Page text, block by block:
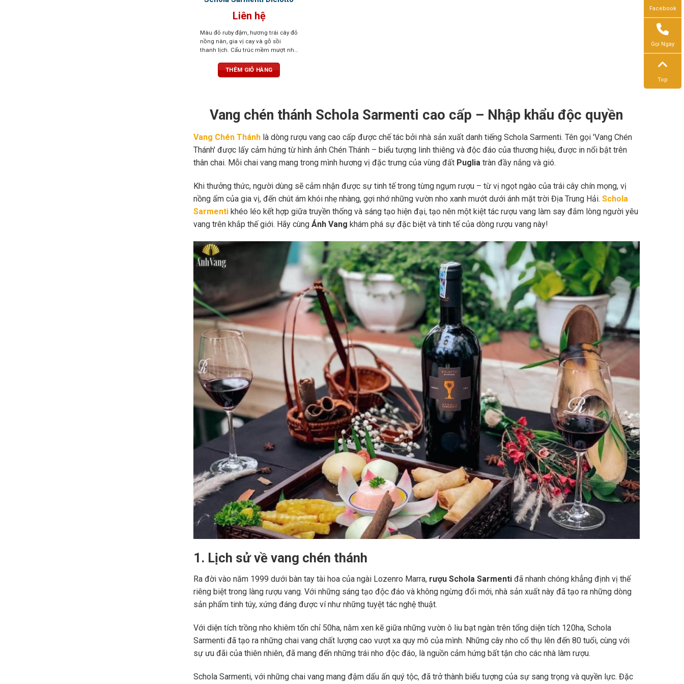
Liên hệ
Màu đỏ ruby đậm, hương trái cây đỏ
nồng nàn, gia vị cay và gỗ sồi
thanh lịch. Cấu trúc mềm mượt như
THÊM GIỎ HÀNG
Vang chén thánh Schola Sarmenti cao cấp – Nhập khẩu độc quyền
Vang Chén Thánhlà dòng rượu vang cao cấp được chế tác bởi nhà sản xuất danh tiếng Schola Sarmenti. Tên gọi 'Vang Chén
Thánh' được lấy cảm hứng từ hình ảnh Chén Thánh – biểu tượng linh thiêng và độc đáo của thương hiệu, được in nổi bật trên
thân chai. Mỗi chai vang mang trong mình hương vị đặc trưng của vùng đất Pugliatràn đầy nắng và gió.
Khi thưởng thức, người dùng sẽ cảm nhận được sự tinh tế trong từng ngụm rượu – từ vị ngọt ngào của trái cây chín mọng, vị
nồng ấm của gia vị, đến chút ám khói nhẹ nhàng, gợi nhớ những vườn nho xanh mướt dưới ánh mặt trời Địa Trung Hải. Schola
Sarmentikhéo léo kết hợp giữa truyền thống và sáng tạo hiện đại, tạo nên một kiệt tác rượu vang làm say đắm lòng người yêu
vang trên khắp thế giới. Hãy cùng Ánh Vang khám phá sự đặc biệt và tinh tế của dòng rượu vang này!
1. Lịch sử về vang chén thánh
Ra đời vào năm 1999 dưới bàn tay tài hoa của ngài Lozenro Marra, rượu Schola Sarmenti đã nhanh chóng khẳng định vị thế
riêng biệt trong làng rượu vang. Với những sáng tạo độc đáo và không ngừng đổi mới, nhà sản xuất này đã tạo ra những dòng
sản phẩm tinh túy, xứng đáng được ví như những tuyệt tác nghệ thuật.
Với diện tích trồng nho khiêm tốn chỉ 50ha, nằm xen kẽ giữa những vườn ô liu bạt ngàn trên tổng diện tích 120ha, Schola
Sarmenti đã tạo ra những chai vang chất lượng cao vượt xa quy mô của mình. Những cây nho cổ thụ lên đến 80 tuổi, cùng với
sự ưu đãi của thiên nhiên, đã mang đến những trái nho độc đáo, là nguồn cảm hứng bất tận cho các nhà làm rượu.
Schola Sarmenti, với những chai vang mang đậm dấu ấn quý tộc, đã trở thành biểu tượng của sự sang trọng và quyền lực. Đặc
Facebook
Gọi Ngay
Top